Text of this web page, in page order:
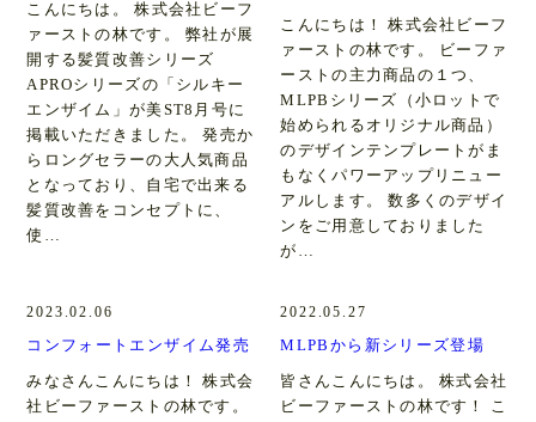
こんにちは。 株式会社ビーフ
ァーストの林です。 弊社が展
開する髪質改善シリーズ
APROシリーズの「シルキー
エンザイム」が美ST8月号に
掲載いただきました。 発売か
らロングセラーの大人気商品
となっており、自宅で出来る
髪質改善をコンセプトに、
使…
こんにちは！ 株式会社ビーフ
ァーストの林です。 ビーファ
ーストの主力商品の１つ、
MLPBシリーズ（小ロットで
始められるオリジナル商品）
のデザインテンプレートがま
もなくパワーアップリニュー
アルします。 数多くのデザイ
ンをご用意しておりました
が…
2023.02.06
コンフォートエンザイム発売
みなさんこんにちは！ 株式会
社ビーファーストの林です。
2022.05.27
MLPBから新シリーズ登場
皆さんこんにちは。 株式会社
ビーファーストの林です！ こ